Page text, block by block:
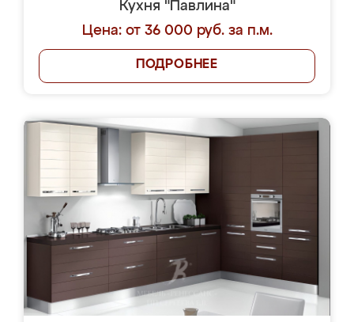
Кухня "Павлина"
Цена: от 36 000 руб. за п.м.
ПОДРОБНЕЕ